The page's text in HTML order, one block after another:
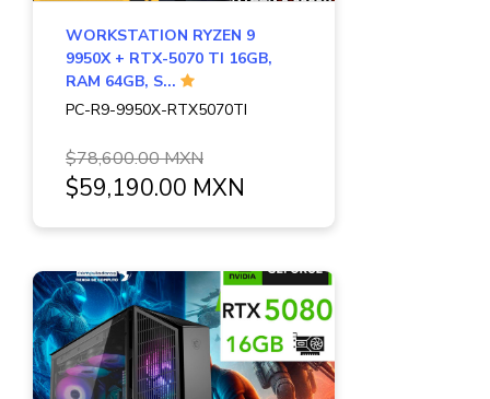
WORKSTATION RYZEN 9
9950X + RTX-5070 TI 16GB,
RAM 64GB, S...
PC-R9-9950X-RTX5070TI
$78,600.00 MXN
$59,190.00 MXN